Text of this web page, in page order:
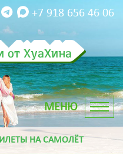
от ХуаХина
+7 918 656 46 06
НА САМОЛЁТ